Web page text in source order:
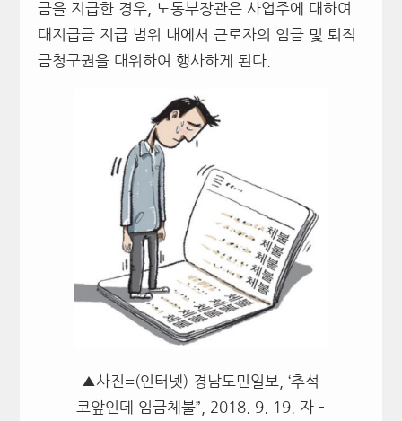
금을 지급한 경우, 노동부장관은 사업주에 대하여
대지급금 지급 범위 내에서 근로자의 임금 및 퇴직
금청구권을 대위하여 행사하게 된다.
▲사진=(인터넷) 경남도민일보, ‘추석
코앞인데 임금체불”, 2018. 9. 19. 자 –